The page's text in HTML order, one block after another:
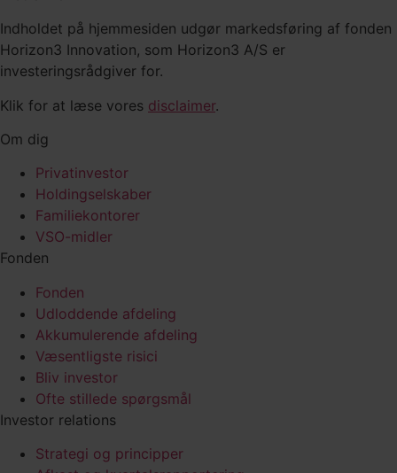
Indholdet på hjemmesiden udgør markedsføring af fonden
Horizon3 Innovation, som Horizon3 A/S er
investeringsrådgiver for.
Klik for at læse vores disclaimer.
Om dig
Privatinvestor
Holdingselskaber
Familiekontorer
VSO-midler
Fonden
Fonden
Udloddende afdeling
Akkumulerende afdeling
Væsentligste risici
Bliv investor
Ofte stillede spørgsmål
Investor relations
Strategi og principper